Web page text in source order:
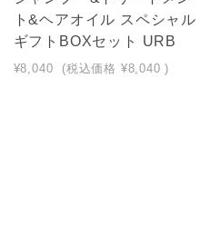
ト&ヘアオイル スペシャル
ギフトBOXセット URB
¥8,040 (税込価格 ¥8,040 )